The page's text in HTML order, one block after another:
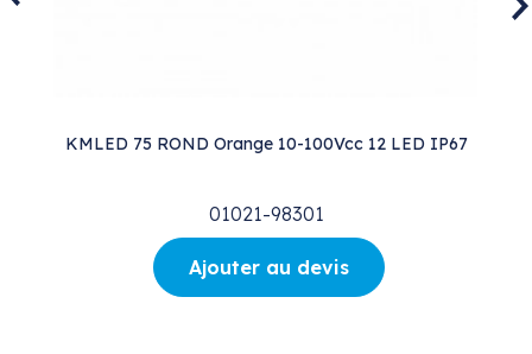
KMLED 75 ROND Orange 10-100Vcc 12 LED IP67
01021-98301
Ajouter au devis